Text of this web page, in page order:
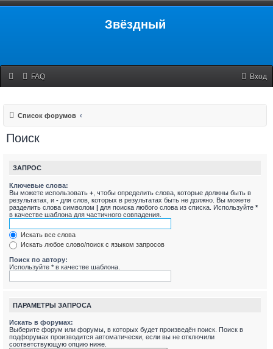
Звёздный
FAQ Вход
Список форумов
Поиск
ЗАПРОС
Ключевые слова:
Вы можете использовать + , чтобы определить слова, которые должны быть в
результатах, и - для слов, которых в результатах быть не должно. Вы можете
разделить слова символом | для поиска любого слова из списка. Используйте *
в качестве шаблона для частичного совпадения.
Искать все слова
Искать любое слово/поиск с языком запросов
Поиск по автору:
Используйте * в качестве шаблона.
ПАРАМЕТРЫ ЗАПРОСА
Искать в форумах:
Выберите форум или форумы, в которых будет произведён поиск. Поиск в
подфорумах производится автоматически, если вы не отключили
соответствующую опцию ниже.